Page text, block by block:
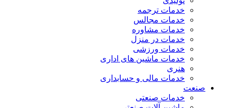
خدمات ترجمه
خدمات مجالس
خدمات مشاوره
خدمات در منزل
خدمات ورزشی
خدمات ماشین های اداری
هنری
خدمات مالی و حسابداری
صنعت
خدمات صنعتی